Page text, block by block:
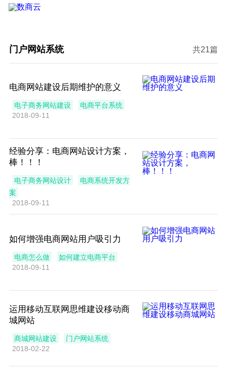
门户网站系统 共21篇
电商网站建设后期维护的意义
电子商务网站建设
电商平台系统
2018-09-11
经验分享：电商网站设计方案，
棒！！！
电子商务网站设计
电商系统开发方
案
2018-09-11
如何增强电商网站用户吸引力
电商怎么做
如何建立电商平台
2018-09-11
运用移动互联网思维建设移动商
城网站
商城网站建设
门户网站系统
2018-02-22